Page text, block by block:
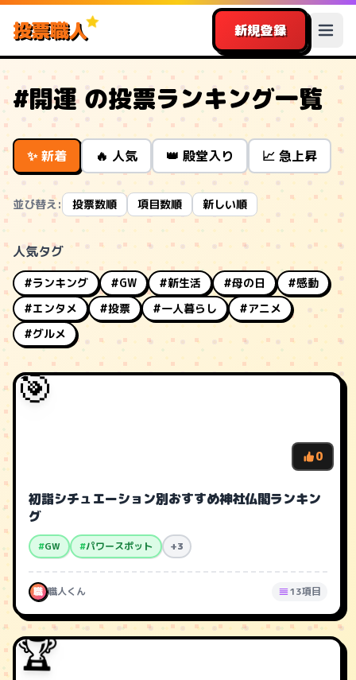
投票職人 新規登録
#開運 の投票ランキング一覧
✨ 新着 🔥 人気 👑 殿堂入り 📈 急上昇
並び替え: 投票数順 項目数順 新しい順
人気タグ
#ランキング #GW #新生活 #母の日
#感動
#エンタメ
#投票 #一人暮らし
#アニメ
#グルメ
🎯
0
初詣シチュエーション別おすすめ神社仏閣ランキン
グ
#GW #パワースポット +3
職 職人くん 13項目
🏆